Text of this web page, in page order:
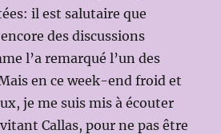
il est salutaire que
des discussions
l’a remarqué l’un des
en ce week-end froid et
je me suis mis à écouter
Callas, pour ne pas être